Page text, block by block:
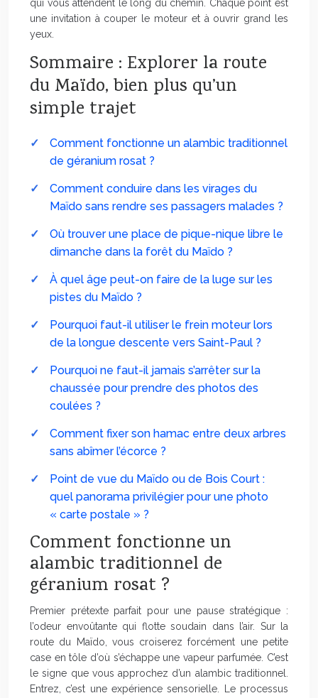
qui vous attendent le long du chemin. Chaque point est
une invitation à couper le moteur et à ouvrir grand les
yeux.
Sommaire : Explorer la route
du Maïdo, bien plus qu’un
simple trajet
Comment fonctionne un alambic traditionnel
de géranium rosat ?
Comment conduire dans les virages du
Maïdo sans rendre ses passagers malades ?
Où trouver une place de pique-nique libre le
dimanche dans la forêt du Maïdo ?
À quel âge peut-on faire de la luge sur les
pistes du Maïdo ?
Pourquoi faut-il utiliser le frein moteur lors
de la longue descente vers Saint-Paul ?
Pourquoi ne faut-il jamais s’arrêter sur la
chaussée pour prendre des photos des
coulées ?
Comment fixer son hamac entre deux arbres
sans abîmer l’écorce ?
Point de vue du Maïdo ou de Bois Court :
quel panorama privilégier pour une photo
« carte postale » ?
Comment fonctionne un
alambic traditionnel de
géranium rosat ?
Premier prétexte parfait pour une pause stratégique :
l’odeur envoûtante qui flotte soudain dans l’air. Sur la
route du Maïdo, vous croiserez forcément une petite
case en tôle d’où s’échappe une vapeur parfumée. C’est
le signe que vous approchez d’un alambic traditionnel.
Entrez, c’est une expérience sensorielle. Le processus